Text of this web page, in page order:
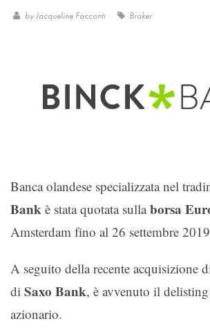
byJacqueline Facconti Broker
Banca olandese specializzata nel
Bank è stata quotata sullaborsa
Amsterdam fino al 26 settembre
A seguito della recente acquisizione
di Saxo Bank, è avvenuto il
azionario.